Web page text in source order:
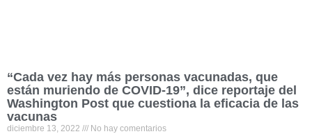
“Cada vez hay más personas vacunadas, que
están muriendo de COVID-19”, dice reportaje del
Washington Post que cuestiona la eficacia de las
vacunas
diciembre 13, 2022 No hay comentarios